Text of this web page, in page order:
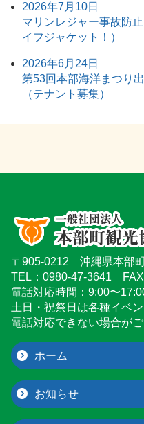
2026年7月10日
マリンレジャー事故防
イフジャケット！）
2026年6月24日
第53回本部海洋まつり
（テナント募集）
〒905-0212 沖縄県本部
TEL：0980-47-3641
電話対応時間：9:00〜
土日・祝祭日は各種イベ
電話対応できない場合がご
ホーム
お知らせ